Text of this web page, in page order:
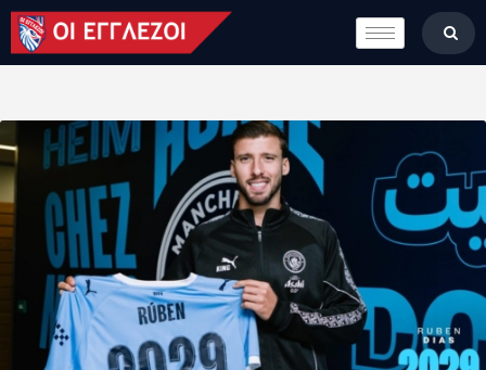
LONDON CALLING
ΚΑΤΗΓΟΡΙΕΣ
ΒΑΘΜΟΛΟΓΙΕΣ
ΟΜΑΔΕΣ
ΠΟΙΟΙ ΕΙΜΑΣΤΕ